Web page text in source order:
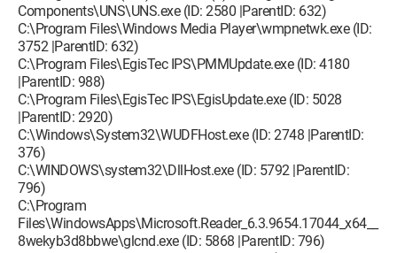
Components\UNS\UNS.exe (ID: 2580 |ParentID: 632)
C:\Program Files\Windows Media Player\wmpnetwk.exe (ID:
3752 |ParentID: 632)
C:\Program Files\EgisTec IPS\PMMUpdate.exe (ID: 4180
|ParentID: 988)
C:\Program Files\EgisTec IPS\EgisUpdate.exe (ID: 5028
|ParentID: 2920)
C:\Windows\System32\WUDFHost.exe (ID: 2748 |ParentID:
376)
C:\WINDOWS\system32\DllHost.exe (ID: 5792 |ParentID:
796)
C:\Program
Files\WindowsApps\Microsoft.Reader_6.3.9654.17044_x64__
8wekyb3d8bbwe\glcnd.exe (ID: 5868 |ParentID: 796)